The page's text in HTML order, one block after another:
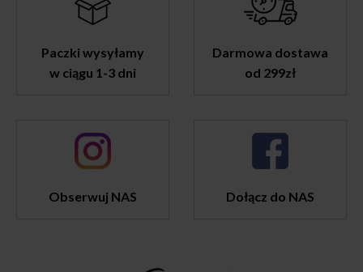
Paczki wysyłamy
w ciągu 1-3 dni
Darmowa dostawa
od 299zł
Obserwuj NAS Dołącz do NAS